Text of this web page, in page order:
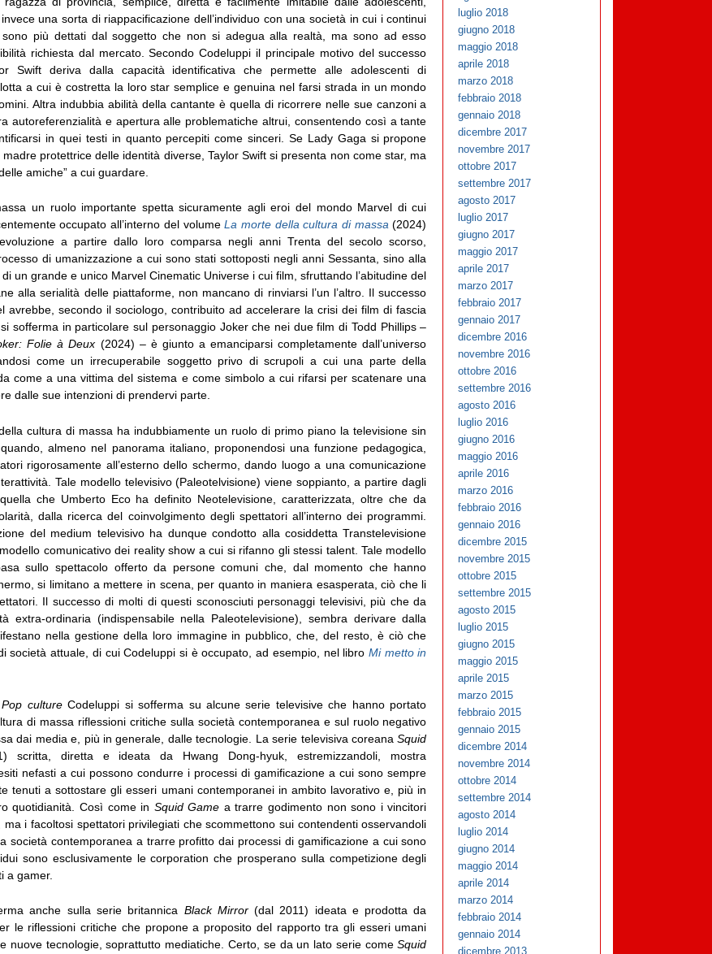
una sorta di riappacificazione dell’individuo con una società in cui i continui
sono più dettati dal soggetto che non si adegua alla realtà, ma sono ad esso
richiesta dal mercato. Secondo Codeluppi il principale motivo del successo
Swift deriva dalla capacità identificativa che permette alle adolescenti di
a cui è costretta la loro star semplice e genuina nel farsi strada in un mondo
Altra indubbia abilità della cantante è quella di ricorrere nelle sue canzoni a
autoreferenzialità e apertura alle problematiche altrui, consentendo così a tante
in quei testi in quanto percepiti come sinceri. Se Lady Gaga si propone
protettrice delle identità diverse, Taylor Swift si presenta non come star, ma
amiche” a cui guardare.
un ruolo importante spetta sicuramente agli eroi del mondo Marvel di cui
occupato all’interno del volumeLa morte della cultura di massa (2024)
a partire dallo loro comparsa negli anni Trenta del secolo scorso,
di umanizzazione a cui sono stati sottoposti negli anni Sessanta, sino alla
un grande e unico Marvel Cinematic Universe i cui film, sfruttando l’abitudine del
alla serialità delle piattaforme, non mancano di rinviarsi l’un l’altro. Il successo
avrebbe, secondo il sociologo, contribuito ad accelerare la crisi dei film di fascia
sofferma in particolare sul personaggio Joker che nei due film di Todd Phillips –
Folie à Deux (2024) – è giunto a emanciparsi completamente dall’universo
come un irrecuperabile soggetto privo di scrupoli a cui una parte della
come a una vittima del sistema e come simbolo a cui rifarsi per scatenare una
dalle sue intenzioni di prendervi parte.
cultura di massa ha indubbiamente un ruolo di primo piano la televisione sin
almeno nel panorama italiano, proponendosi una funzione pedagogica,
rigorosamente all’esterno dello schermo, dando luogo a una comunicazione
Tale modello televisivo (Paleotelvisione) viene soppianto, a partire dagli
che Umberto Eco ha definito Neotelevisione, caratterizzata, oltre che da
dalla ricerca del coinvolgimento degli spettatori all’interno dei programmi.
del medium televisivo ha dunque condotto alla cosiddetta Transtelevisione
comunicativo dei reality show a cui si rifanno gli stessi talent. Tale modello
sullo spettacolo offerto da persone comuni che, dal momento che hanno
si limitano a mettere in scena, per quanto in maniera esasperata, ciò che li
Il successo di molti di questi sconosciuti personaggi televisivi, più che da
extra-ordinaria (indispensabile nella Paleotelevisione), sembra derivare dalla
nella gestione della loro immagine in pubblico, che, del resto, è ciò che
società attuale, di cui Codeluppi si è occupato, ad esempio, nel libroMi metto in
Pop cultureCodeluppi si sofferma su alcune serie televisive che hanno portato
di massa riflessioni critiche sulla società contemporanea e sul ruolo negativo
dai media e, più in generale, dalle tecnologie. La serie televisiva coreanaSquid
diretta e ideata da Hwang Dong-hyuk, estremizzandoli, mostra
nefasti a cui possono condurre i processi di gamificazione a cui sono sempre
tenuti a sottostare gli esseri umani contemporanei in ambito lavorativo e, più in
quotidianità. Così come in Squid Game a trarre godimento non sono i vincitori
ma i facoltosi spettatori privilegiati che scommettono sui contendenti osservandoli
società contemporanea a trarre profitto dai processi di gamificazione a cui sono
sono esclusivamente le corporation che prosperano sulla competizione degli
a gamer.
anche sulla serie britannica Black Mirror(dal 2011) ideata e prodotta da
le riflessioni critiche che propone a proposito del rapporto tra gli esseri umani
nuove tecnologie, soprattutto mediatiche. Certo, se da un lato serie comeSquid
luglio 2018
giugno 2018
maggio 2018
aprile 2018
marzo 2018
febbraio 2018
gennaio 2018
dicembre 2017
novembre 2017
ottobre 2017
settembre 2017
agosto 2017
luglio 2017
giugno 2017
maggio 2017
aprile 2017
marzo 2017
febbraio 2017
gennaio 2017
dicembre 2016
novembre 2016
ottobre 2016
settembre 2016
agosto 2016
luglio 2016
giugno 2016
maggio 2016
aprile 2016
marzo 2016
febbraio 2016
gennaio 2016
dicembre 2015
novembre 2015
ottobre 2015
settembre 2015
agosto 2015
luglio 2015
giugno 2015
maggio 2015
aprile 2015
marzo 2015
febbraio 2015
gennaio 2015
dicembre 2014
novembre 2014
ottobre 2014
settembre 2014
agosto 2014
luglio 2014
giugno 2014
maggio 2014
aprile 2014
marzo 2014
febbraio 2014
gennaio 2014
dicembre 2013